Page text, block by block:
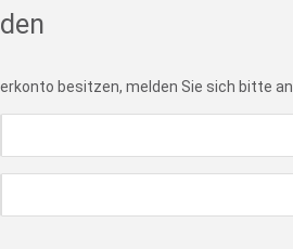
besitzen, melden Sie sich bitte an.